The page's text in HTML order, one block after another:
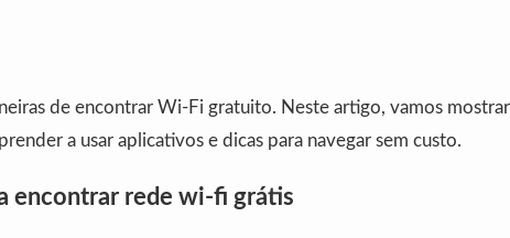
de encontrar Wi-Fi gratuito. Neste artigo, vamos
a usar aplicativos e dicas para navegar sem custo.
encontrar rede wi-fi grátis